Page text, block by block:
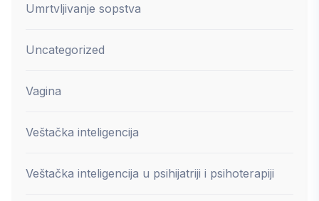
Umrtvljivanje sopstva
Uncategorized
Vagina
Veštačka inteligencija
Veštačka inteligencija u psihijatriji i psihoterapiji